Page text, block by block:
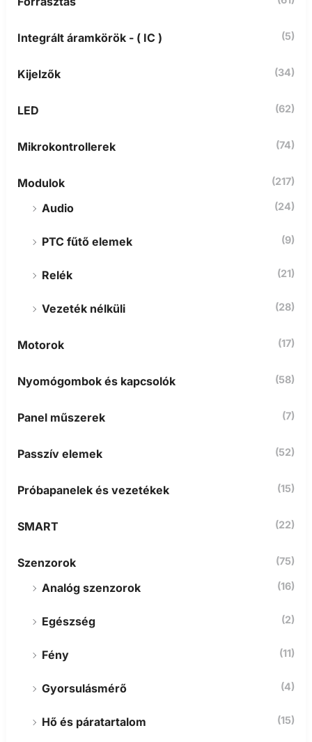
e
Integrált áramkörök - ( IC ) (5)
Kijelzők (34)
LED (62)
Mikrokontrollerek (74)
Modulok (217)
Audio (24)
PTC fűtő elemek (9)
Relék (21)
Vezeték nélküli (28)
Motorok (17)
Nyomógombok és kapcsolók (58)
Panel műszerek (7)
Passzív elemek (52)
Próbapanelek és vezetékek (15)
SMART (22)
Szenzorok (75)
Analóg szenzorok (16)
Egészség (2)
Fény (11)
Gyorsulásmérő (4)
Hő és páratartalom (15)